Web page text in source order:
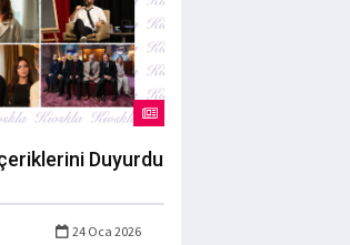
Duyurdu
24 Oca 2026